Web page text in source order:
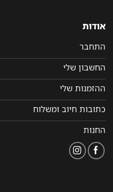
אודות
התחבר
החשבון שלי
ההזמנות שלי
כתובות חיוב ומשלוח
החנות